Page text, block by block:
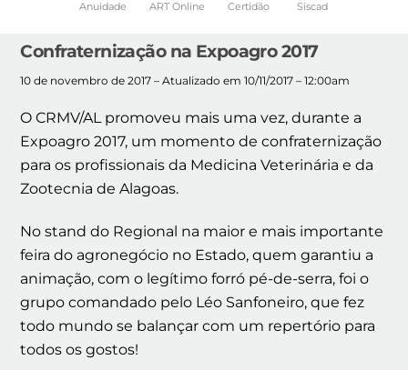
Anuidade ART Online Certidão Siscad
Confraternização na Expoagro 2017
10 de novembro de 2017 – Atualizado em 10/11/2017 – 12:00am
O CRMV/AL promoveu mais uma vez, durante a
Expoagro 2017, um momento de confraternização
para os profissionais da Medicina Veterinária e da
Zootecnia de Alagoas.
No stand do Regional na maior e mais importante
feira do agronegócio no Estado, quem garantiu a
animação, com o legítimo forró pé-de-serra, foi o
grupo comandado pelo Léo Sanfoneiro, que fez
todo mundo se balançar com um repertório para
todos os gostos!